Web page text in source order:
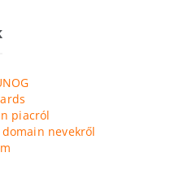
piacról
nevekről